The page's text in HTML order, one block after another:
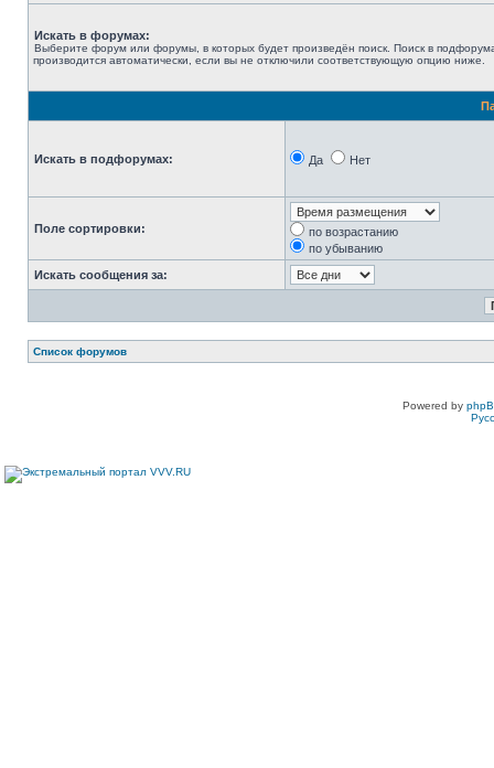
Искать в форумах:
Выберите форум или форумы, в которых будет произведён поиск. Поиск в
производится автоматически, если вы не отключили соответствующую опцию ниже.
Искать в подфорумах: Да Нет
Поле сортировки:
по возрастанию
по убыванию
Искать сообщения за:
Список форумов
Powered by